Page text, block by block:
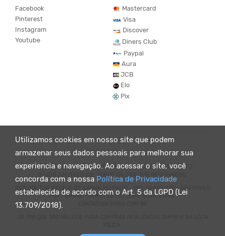
Utilizamos cookies em nosso site que podem
armazenar seus dados pessoais para melhorar sua
experiencia e navegação. Ao acessar o site, você
concorda com a nossa Política de Privacidade
estabelecida de acordo com o Art. 5 da LGPD (Lei
13.709/2018).
Facebook
Pinterest
Instagram
Youtube
Mastercard
Visa
Discover
Diners Club
Paypal
Aura
JCB
Elo
Pix
© KING55 - LOJA DE ROUPAS VEGANO E SUSTENTÁVEL. CNPJ:
07.438.330/0001-02 . TODOS OS DIREITOS RESERVADOS.
RUA DOUTOR VIRGÍLIO DE CARVALHO PINTO - 190, 05415-020 - SÃO PAULO
- SP - BRASIL - FONE: 55 (11) 3064-8056. EMAIL: